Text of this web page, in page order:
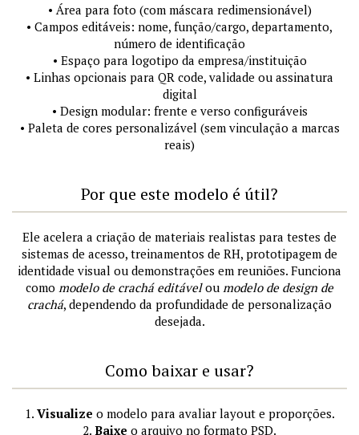
• Área para foto (com máscara redimensionável)
• Campos editáveis: nome, função/cargo, departamento,
número de identificação
• Espaço para logotipo da empresa/instituição
• Linhas opcionais para QR code, validade ou assinatura
digital
• Design modular: frente e verso configuráveis
• Paleta de cores personalizável (sem vinculação a marcas
reais)
Por que este modelo é útil?
Ele acelera a criação de materiais realistas para testes de
sistemas de acesso, treinamentos de RH, prototipagem de
identidade visual ou demonstrações em reuniões. Funciona
como modelo de crachá editávelou modelo de design de
crachá, dependendo da profundidade de personalização
desejada.
Como baixar e usar?
1. Visualize o modelo para avaliar layout e proporções.
2. Baixe o arquivo no formato PSD.